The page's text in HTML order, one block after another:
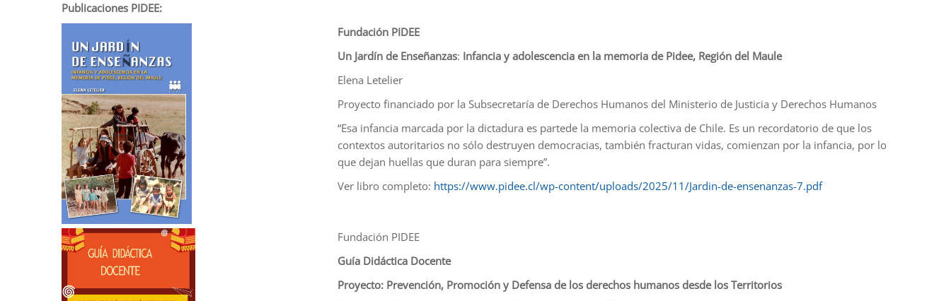
Publicaciones PIDEE:
Fundación PIDEE
Un Jardín de Enseñanzas: Infancia y adolescencia en la memoria de Pidee, Región del Maule
Elena Letelier
Proyecto financiado por la Subsecretaría de Derechos Humanos del Ministerio de Justicia y Derechos Humanos
“Esa infancia marcada por la dictadura es partede la memoria colectiva de Chile. Es un recordatorio de que los
contextos autoritarios no sólo destruyen democracias, también fracturan vidas, comienzan por la infancia, por lo
que dejan huellas que duran para siempre”.
Ver libro completo: https://www.pidee.cl/wp-content/uploads/2025/11/Jardin-de-ensenanzas-7.pdf
Fundación PIDEE
Guía Didáctica Docente
Proyecto: Prevención, Promoción y Defensa de los derechos humanos desde los Territorios